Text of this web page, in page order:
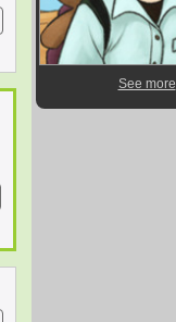
See more